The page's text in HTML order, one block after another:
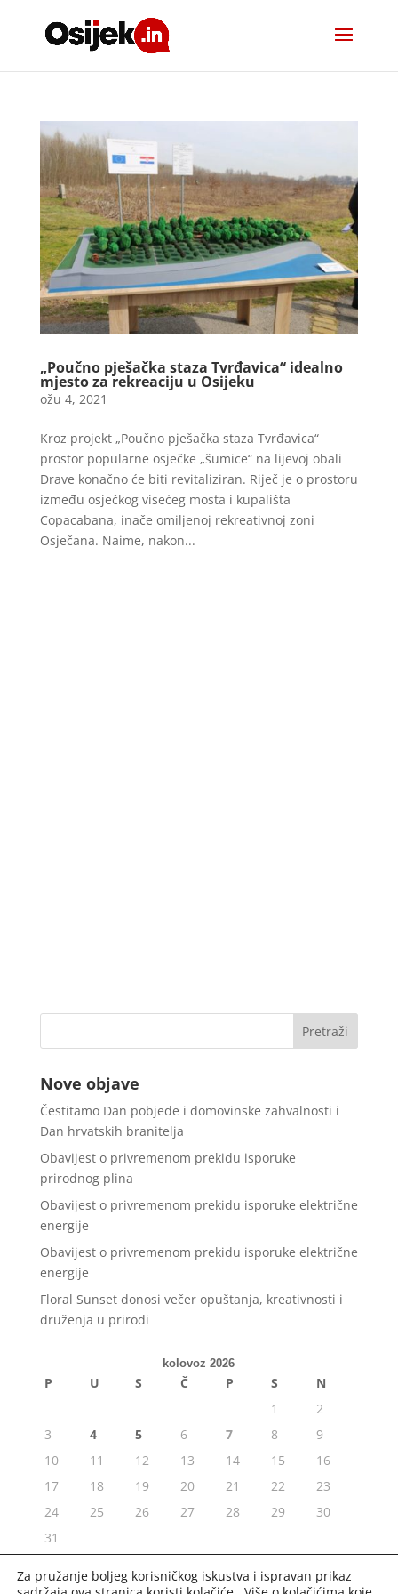
„Poučno pješačka staza Tvrđavica“ idealno
mjesto za rekreaciju u Osijeku
ožu 4, 2021
Kroz projekt „Poučno pješačka staza Tvrđavica“
prostor popularne osječke „šumice“ na lijevoj obali
Drave konačno će biti revitaliziran. Riječ je o prostoru
između osječkog visećeg mosta i kupališta
Copacabana, inače omiljenoj rekreativnoj zoni
Osječana. Naime, nakon...
Nove objave
Čestitamo Dan pobjede i domovinske zahvalnosti i
Dan hrvatskih branitelja
Obavijest o privremenom prekidu isporuke
prirodnog plina
Obavijest o privremenom prekidu isporuke električne
energije
Obavijest o privremenom prekidu isporuke električne
energije
Floral Sunset donosi večer opuštanja, kreativnosti i
druženja u prirodi
kolovoz 2026
P U S Č P S
N
1
2
3
4 5 6 7 8
9
10
11 12 13 14 15
16
17
18 19 20 21 22
23
24
25 26 27 28 29
30
31
« srp
Za pružanje boljeg korisničkog iskustva i ispravan prikaz